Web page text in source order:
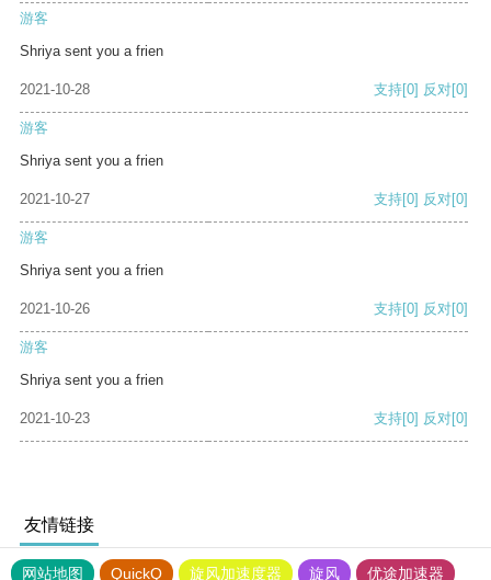
游客
Shriya sent you a frien
2021-10-28 支持[0] 反对[0]
游客
Shriya sent you a frien
2021-10-27 支持[0] 反对[0]
游客
Shriya sent you a frien
2021-10-26 支持[0] 反对[0]
游客
Shriya sent you a frien
2021-10-23 支持[0] 反对[0]
友情链接
网站地图 QuickQ 旋风加速度器 旋风 优途加速器